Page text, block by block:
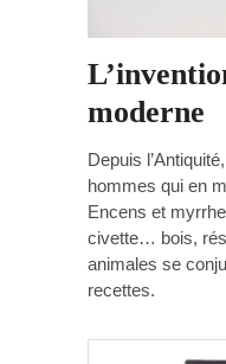
moderne
Depuis
hommes qui en
Encens et
civette… bois,
animales se
recettes.